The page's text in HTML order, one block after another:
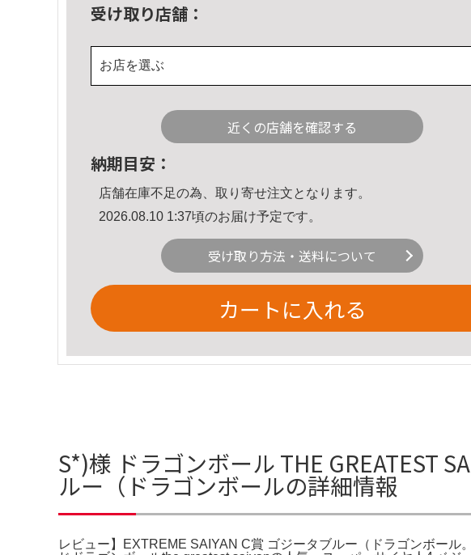
受け取り店舗：
お店を選ぶ
近くの店舗を確認する
納期目安：
店舗在庫不足の為、取り寄せ注文となります。
2026.08.10 1:37頃のお届け予定です。
受け取り方法・送料について
カートに入れる
S*)様 ドラゴンボール THE GREATEST
ルー（ドラゴンボールの詳細情報
レビュー】EXTREME SAIYAN C賞 ゴジータブルー（ドラゴンボー